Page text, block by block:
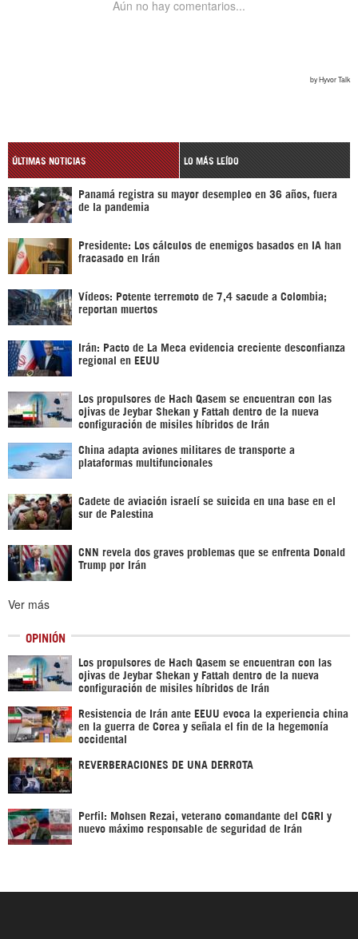
ÚLTIMAS NOTICIAS LO MÁS LEÍDO
Panamá registra su mayor desempleo en 36 años, fuera
de la pandemia
Presidente: Los cálculos de enemigos basados en IA han
fracasado en Irán
Vídeos: Potente terremoto de 7,4 sacude a Colombia;
reportan muertos
Irán: Pacto de La Meca evidencia creciente desconfianza
regional en EEUU
Los propulsores de Hach Qasem se encuentran con las
ojivas de Jeybar Shekan y Fattah dentro de la nueva
configuración de misiles híbridos de Irán
China adapta aviones militares de transporte a
plataformas multifuncionales
Cadete de aviación israelí se suicida en una base en el
sur de Palestina
CNN revela dos graves problemas que se enfrenta Donald
Trump por Irán
Ver más
OPINIÓN
Los propulsores de Hach Qasem se encuentran con las
ojivas de Jeybar Shekan y Fattah dentro de la nueva
configuración de misiles híbridos de Irán
Resistencia de Irán ante EEUU evoca la experiencia china
en la guerra de Corea y señala el fin de la hegemonía
occidental
REVERBERACIONES DE UNA DERROTA
Perfil: Mohsen Rezai, veterano comandante del CGRI y
nuevo máximo responsable de seguridad de Irán